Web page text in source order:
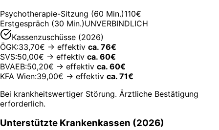
Psychotherapie-Sitzung (60 Min.)110€
Erstgespräch (30 Min.)UNVERBINDLICH
Kassenzuschüsse (2026)
ÖGK:33,70€ → effektiv ca. 76€
SVS:50,00€ → effektiv ca. 60€
BVAEB:50,20€ → effektiv ca. 60€
KFA Wien:39,00€ → effektiv ca. 71€
Bei krankheitswertiger Störung. Ärztliche Bestätigung
erforderlich.
Unterstützte Krankenkassen (2026)